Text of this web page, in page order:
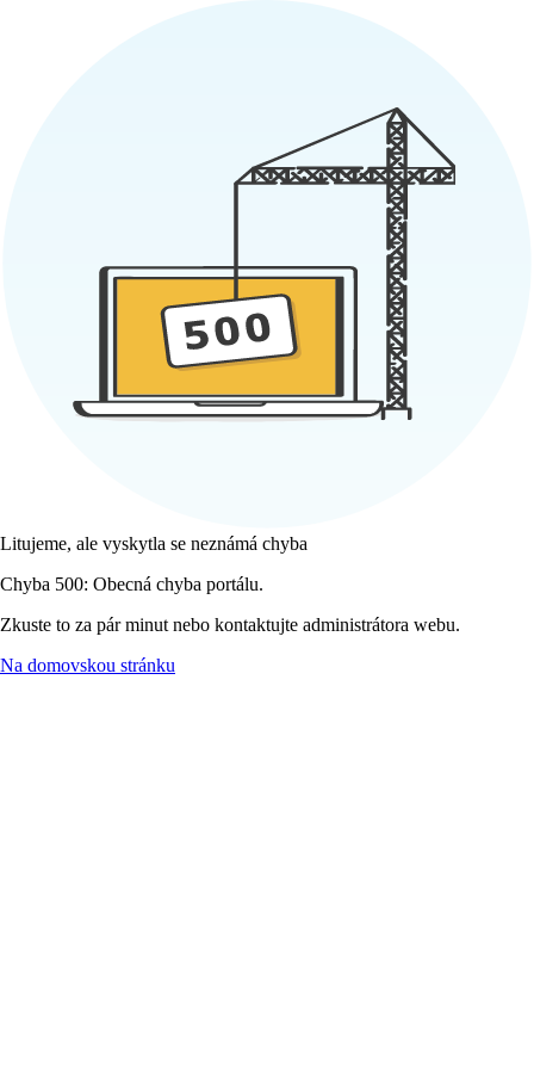
Litujeme, ale vyskytla se neznámá chyba
Chyba 500: Obecná chyba portálu.
Zkuste to za pár minut nebo kontaktujte administrátora webu.
Na domovskou stránku